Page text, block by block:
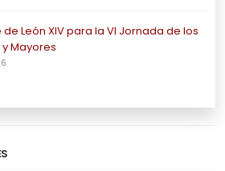
León XIV para la VI Jornada de los
Mayores